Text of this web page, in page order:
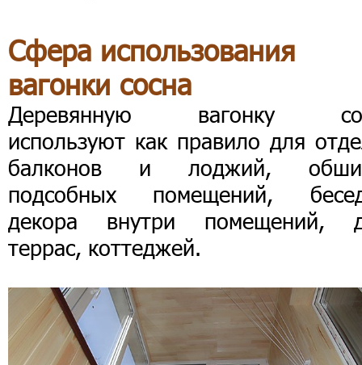
Сфера использования
вагонки сосна
Деревянную вагонку
используют как правило для
балконов и лоджий,
подсобных помещений,
декора внутри помещений,
террас, коттеджей.